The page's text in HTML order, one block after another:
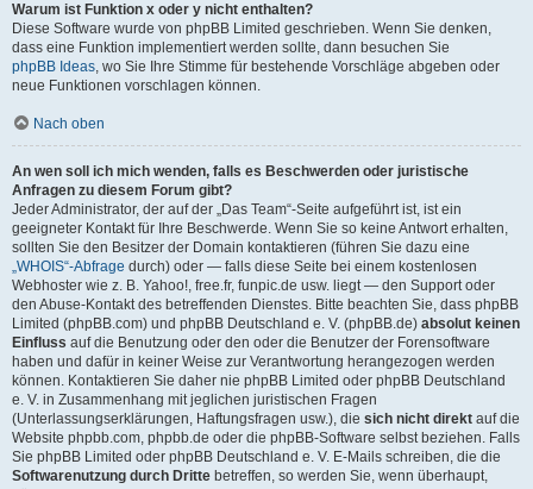
Warum ist Funktion x oder y nicht enthalten?
Diese Software wurde von phpBB Limited geschrieben. Wenn Sie denken,
dass eine Funktion implementiert werden sollte, dann besuchen Sie
phpBB Ideas, wo Sie Ihre Stimme für bestehende Vorschläge abgeben oder
neue Funktionen vorschlagen können.
Nach oben
An wen soll ich mich wenden, falls es Beschwerden oder juristische
Anfragen zu diesem Forum gibt?
Jeder Administrator, der auf der „Das Team“-Seite aufgeführt ist, ist ein
geeigneter Kontakt für Ihre Beschwerde. Wenn Sie so keine Antwort erhalten,
sollten Sie den Besitzer der Domain kontaktieren (führen Sie dazu eine
„WHOIS“-Abfrage durch) oder — falls diese Seite bei einem kostenlosen
Webhoster wie z. B. Yahoo!, free.fr, funpic.de usw. liegt — den Support oder
den Abuse-Kontakt des betreffenden Dienstes. Bitte beachten Sie, dass phpBB
Limited (phpBB.com) und phpBB Deutschland e. V. (phpBB.de) absolut keinen
Einfluss auf die Benutzung oder den oder die Benutzer der Forensoftware
haben und dafür in keiner Weise zur Verantwortung herangezogen werden
können. Kontaktieren Sie daher nie phpBB Limited oder phpBB Deutschland
e. V. in Zusammenhang mit jeglichen juristischen Fragen
(Unterlassungserklärungen, Haftungsfragen usw.), die sich nicht direkt auf die
Website phpbb.com, phpbb.de oder die phpBB-Software selbst beziehen. Falls
Sie phpBB Limited oder phpBB Deutschland e. V. E-Mails schreiben, die die
Softwarenutzung durch Dritte betreffen, so werden Sie, wenn überhaupt,